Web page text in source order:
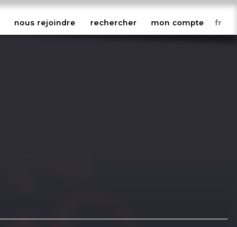
nous rejoindre rechercher mon compte